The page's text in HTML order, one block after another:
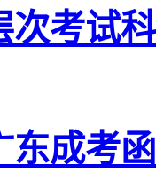
次考试
东成考